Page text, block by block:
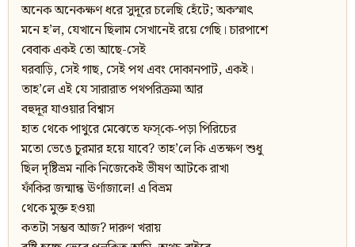
অনেক অনেকক্ষণ ধরে সুদূরে চলেছি হেঁটে; অকস্মাৎ
মনে হ’ল, যেখানে ছিলাম সেখানেই রয়ে গেছি। চারপাশে
বেবাক একই তো আছে-সেই
ঘরবাড়ি, সেই গাছ, সেই পথ এবং দোকানপাট, একই।
তাহ’লে এই যে সারারাত পথপরিক্রমা আর
বহুদূর যাওয়ার বিশ্বাস
হাত থেকে পাথুরে মেঝেতে ফস্‌কে-পড়া পিরিচের
মতো ভেঙে চুরমার হয়ে যাবে? তাহ’লে কি এতক্ষণ শুধু
ছিল দৃষ্টিভ্রম নাকি নিজেকেই ভীষণ আটকে রাখা
ফাঁকির জন্মান্ধ ঊর্ণাজালে! এ বিভ্রম
থেকে মুক্ত হওয়া
কতটা সম্ভব আজ? দারুণ খরায়